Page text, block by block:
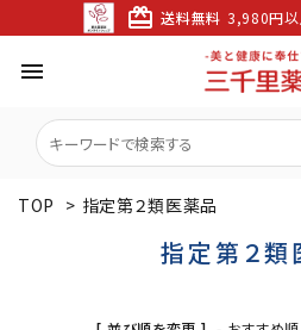
card_giftcard 送料無料 3,980円以
menu
TOP > 指定第２類医薬品
指定第２類